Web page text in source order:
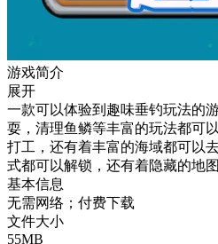
游戏简介
展开
一款可以体验到趣味垂钓玩法的
耍，清理鱼鳞等丰富的玩法都可
打工，还有着丰富的海域都可以
式都可以解锁，还有着隐藏的地
基本信息
无需网络；付费下载
文件大小
55MB